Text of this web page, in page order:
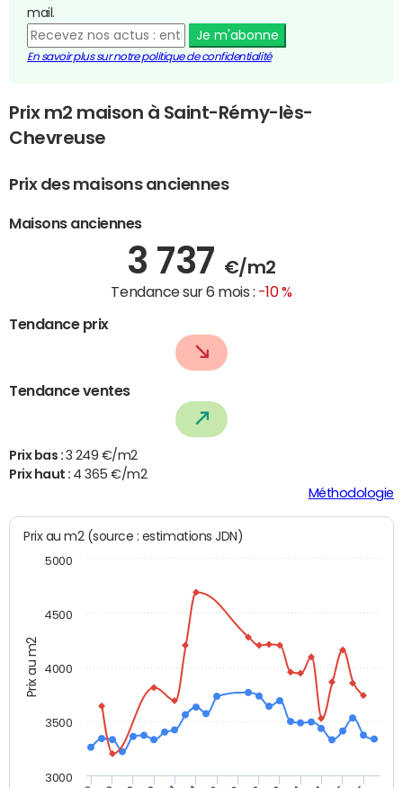
mail.
Je m'abonne
En savoir plus sur notre politique de confidentialité
Prix m2 maison à Saint-Rémy-lès-
Chevreuse
Prix des maisons anciennes
Maisons anciennes
3 737 €/m2
Tendance sur 6 mois : -10 %
Tendance prix
Tendance ventes
Prix bas : 3 249 €/m2
Prix haut : 4 365 €/m2
Méthodologie
Prix au m2
Prix au m2 (source : estimations JDN)
3000
3500
4000
4500
5000